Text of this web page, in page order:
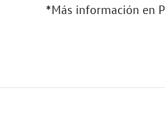
*Más información en